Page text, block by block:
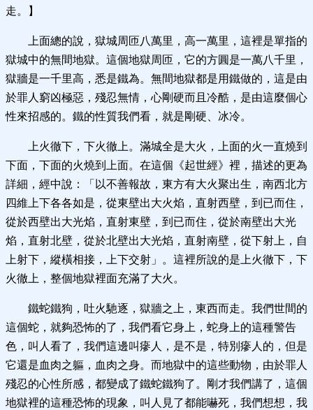
走。】
上面總的說，獄城周匝八萬里，高一萬里，這裡是單指的
獄城中的無間地獄。這個地獄周匝，它的方圓是一萬八千里，
獄牆是一千里高，悉是鐵為。無間地獄都是用鐵做的，這是由
於罪人窮凶極惡，殘忍無情，心剛硬而且冷酷，是由這麼個心
性來招感的。鐵的性質我們看，就是剛硬、冰冷。
上火徹下，下火徹上。滿城全是大火，上面的火一直燒到
下面，下面的火燒到上面。在這個《起世經》裡，描述的更為
詳細，經中說：「以不善報故，東方有大火聚出生，南西北方
四維上下各各如是，從東壁出大火焰，直射西壁，到已而住，
從於西壁出大光焰，直射東壁，到已而住，從於南壁出大光
焰，直射北壁，從於北壁出大光焰，直射南壁，從下射上，自
上射下，縱橫相接，上下交射」。這裡所說的是上火徹下，下
火徹上，整個地獄裡面充滿了大火。
鐵蛇鐵狗，吐火馳逐，獄牆之上，東西而走。我們世間的
這個蛇，就夠恐怖的了，我們看它身上，蛇身上的這種警告
色，叫人看了，我們這邊叫瘮人，是不是，特別瘮人的，但是
它還是血肉之軀，血肉之身。而地獄中的這些動物，由於罪人
殘忍的心性所感，都變成了鐵蛇鐵狗了。剛才我們講了，這個
地獄裡的這種恐怖的現象，叫人見了都能嚇死，我們想想，我